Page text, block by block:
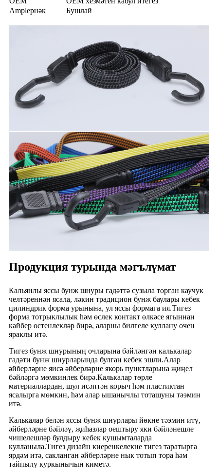
Ampleрнәк
Бушлай
Продукция турында мәгълүмат
Кальянлы яссы бунж шнуры гадәттә сузыла торган каучук
челтәреннән ясала, ләкин традицион бунж баулары кебек
цилиндрик форма урынына, ул яссы формага ия.Тигез
форма тотрыклылык һәм өслек контакт өлкәсе ягыннан
кайбер өстенлекләр бирә, аларны билгеле куллану өчен
яраклы итә.
Тигез бунж шнурының очларына бәйләнгән калькалар
гадәти бунж шнурларында булган кебек эшли.Алар
әйберләрне яисә әйберләрне якорь пунктларына җиңел
бәйләргә мөмкинлек бирә.Калькалар төрле
материаллардан, шул исәптән корыч һәм пластиктан
ясалырга мөмкин, һәм алар ышанычлы тоташуны тәэмин
итә.
Калькалар белән яссы бунж шнурлары йөкне тәэмин итү,
әйберләрне бәйләү, җиһазлар оештыру яки бәйләнешле
чишелешләр булдыру кебек кушымталарда
кулланыла.Тигез дизайн киеренкелекне тигез таратырга
ярдәм итә, сакланган әйберләрне нык тотып тора һәм
тайпылу куркынычын киметә.